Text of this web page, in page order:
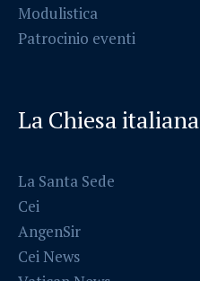
Modulistica
Patrocinio eventi
La Chiesa italiana
La Santa Sede
Cei
AngenSir
Cei News